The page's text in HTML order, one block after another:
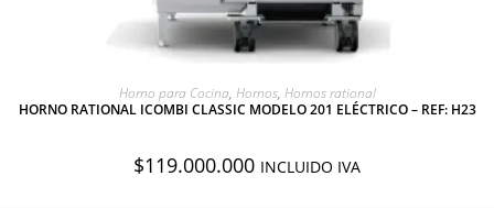
AGREGAR A COTIZACIÓN
Horno para Cocina, Hornos, Hornos rational
HORNO RATIONAL ICOMBI CLASSIC MODELO 201 ELÉCTRICO – REF: H23
$119.000.000 INCLUIDO IVA